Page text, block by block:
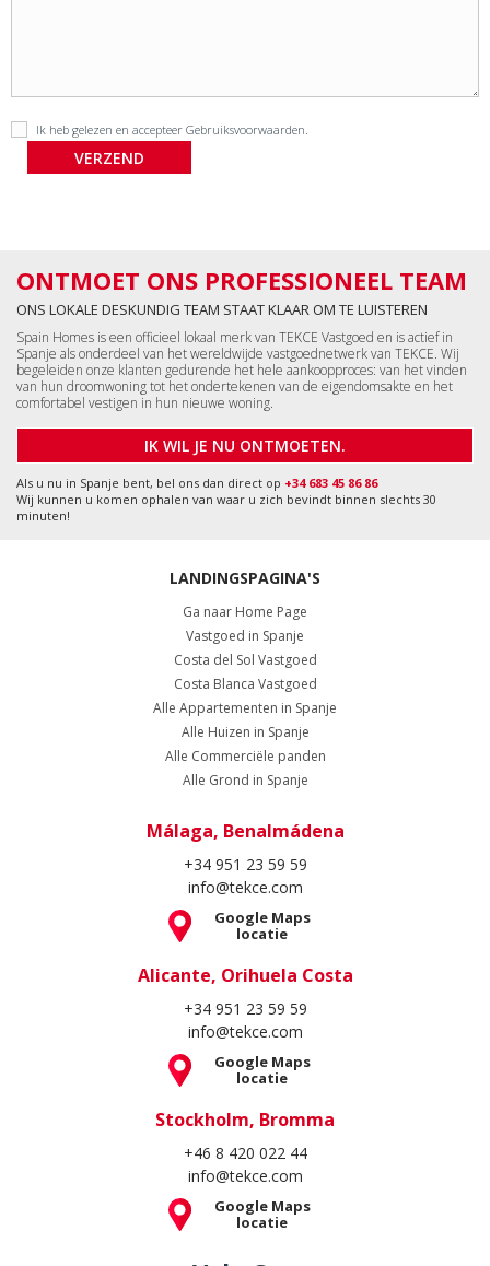
Ik heb gelezen en accepteer Gebruiksvoorwaarden.
ONTMOET ONS PROFESSIONEEL TEAM
ONS LOKALE DESKUNDIG TEAM STAAT KLAAR OM TE LUISTEREN
Spain Homes is een officieel lokaal merk van TEKCE Vastgoed en is actief in
Spanje als onderdeel van het wereldwijde vastgoednetwerk van TEKCE. Wij
begeleiden onze klanten gedurende het hele aankoopproces: van het vinden
van hun droomwoning tot het ondertekenen van de eigendomsakte en het
comfortabel vestigen in hun nieuwe woning.
IK WIL JE NU ONTMOETEN.
Als u nu in Spanje bent, bel ons dan direct op +34 683 45 86 86
Wij kunnen u komen ophalen van waar u zich bevindt binnen slechts 30
minuten!
LANDINGSPAGINA'S
Ga naar Home Page
Vastgoed in Spanje
Costa del Sol Vastgoed
Costa Blanca Vastgoed
Alle Appartementen in Spanje
Alle Huizen in Spanje
Alle Commerciële panden
Alle Grond in Spanje
Málaga, Benalmádena
+34 951 23 59 59
info@tekce.com
Google Maps
locatie
Alicante, Orihuela Costa
+34 951 23 59 59
info@tekce.com
Google Maps
locatie
Stockholm, Bromma
+46 8 420 022 44
info@tekce.com
Google Maps
locatie